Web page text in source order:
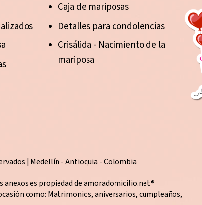
Caja de mariposas
Detalles para condolencias
Crisálida - Nacimiento de la
mariposa
| Medellín - Antioquia - Colombia
es propiedad de amoradomicilio.net®
como: Matrimonios, aniversarios, cumpleaños,